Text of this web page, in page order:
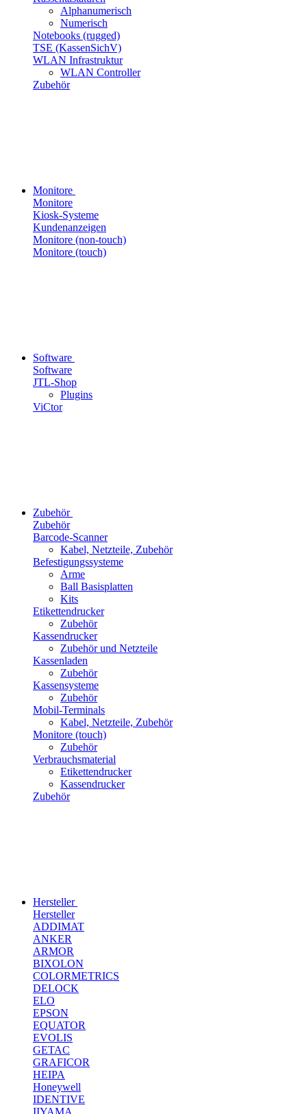
Alphanumerisch
Numerisch
Notebooks (rugged)
TSE (KassenSichV)
WLAN Infrastruktur
WLAN Controller
Zubehör
Monitore
Monitore
Kiosk-Systeme
Kundenanzeigen
Monitore (non-touch)
Monitore (touch)
Software
Software
JTL-Shop
Plugins
ViCtor
Zubehör
Zubehör
Barcode-Scanner
Kabel, Netzteile, Zubehör
Befestigungssysteme
Arme
Ball Basisplatten
Kits
Etikettendrucker
Zubehör
Kassendrucker
Zubehör und Netzteile
Kassenladen
Zubehör
Kassensysteme
Zubehör
Mobil-Terminals
Kabel, Netzteile, Zubehör
Monitore (touch)
Zubehör
Verbrauchsmaterial
Etikettendrucker
Kassendrucker
Zubehör
Hersteller
Hersteller
ADDIMAT
ANKER
ARMOR
BIXOLON
COLORMETRICS
DELOCK
ELO
EPSON
EQUATOR
EVOLIS
GETAC
GRAFICOR
HEIPA
Honeywell
IDENTIVE
IIYAMA